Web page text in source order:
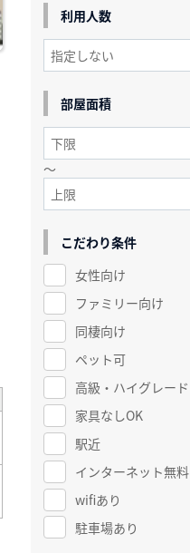
利用人数
部屋面積
～
こだわり条件
女性向け
ファミリー向け
同棲向け
ペット可
高級・ハイグレード
家具なしOK
駅近
インターネット無料
wifiあり
駐車場あり